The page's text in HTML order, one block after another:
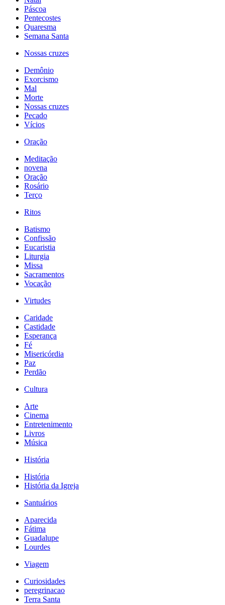
Páscoa
Pentecostes
Quaresma
Semana Santa
Nossas cruzes
Demônio
Exorcismo
Mal
Morte
Nossas cruzes
Pecado
Vícios
Oração
Meditação
novena
Oração
Rosário
Terço
Ritos
Batismo
Confissão
Eucaristia
Liturgia
Missa
Sacramentos
Vocação
Virtudes
Caridade
Castidade
Esperança
Fé
Misericórdia
Paz
Perdão
Cultura
Arte
Cinema
Entretenimento
Livros
Música
História
História
História da Igreja
Santuários
Aparecida
Fátima
Guadalupe
Lourdes
Viagem
Curiosidades
peregrinacao
Terra Santa